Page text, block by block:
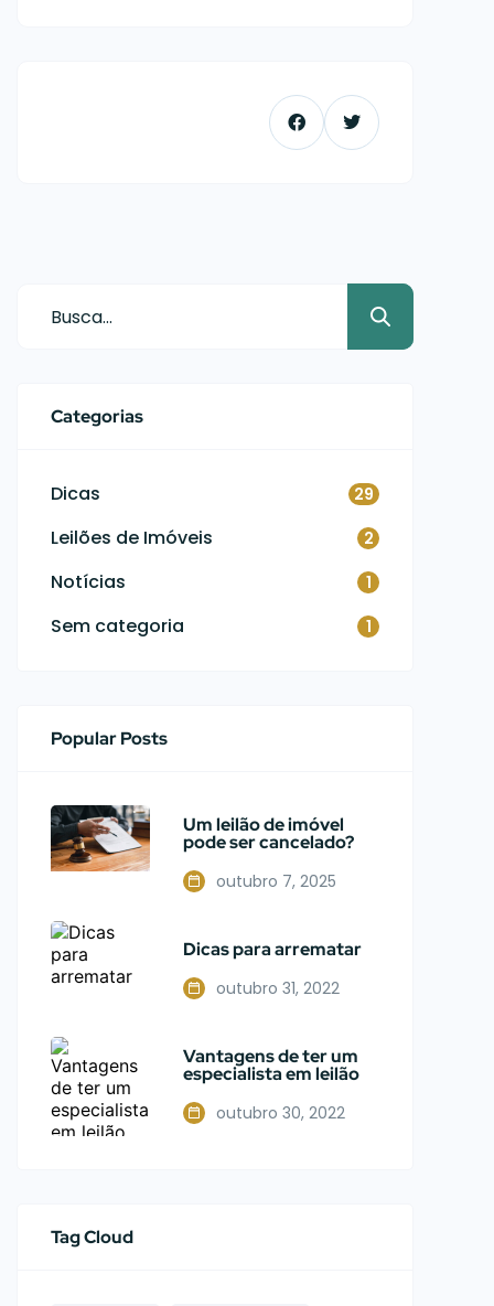
Categorias
Dicas 29
Leilões de Imóveis 2
Notícias 1
Sem categoria 1
Popular Posts
Um leilão de imóvel
pode ser cancelado?
outubro 7, 2025
Dicas para arrematar
outubro 31, 2022
Vantagens de ter um
especialista em leilão
outubro 30, 2022
Tag Cloud